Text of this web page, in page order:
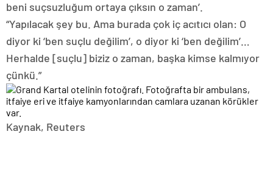
beni suçsuzluğum ortaya çıksın o zaman’.
“Yapılacak şey bu. Ama burada çok iç acıtıcı olan: O
diyor ki ‘ben suçlu değilim’, o diyor ki ‘ben değilim’…
Herhalde [suçlu] biziz o zaman, başka kimse kalmıyor
çünkü.”
Kaynak, Reuters